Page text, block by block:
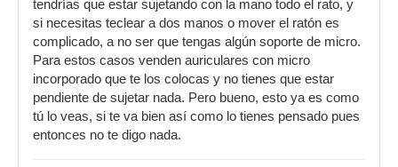
tendrías que estar sujetando con la mano todo el rato, y
si necesitas teclear a dos manos o mover el ratón es
complicado, a no ser que tengas algún soporte de micro.
Para estos casos venden auriculares con micro
incorporado que te los colocas y no tienes que estar
pendiente de sujetar nada. Pero bueno, esto ya es como
tú lo veas, si te va bien así como lo tienes pensado pues
entonces no te digo nada.